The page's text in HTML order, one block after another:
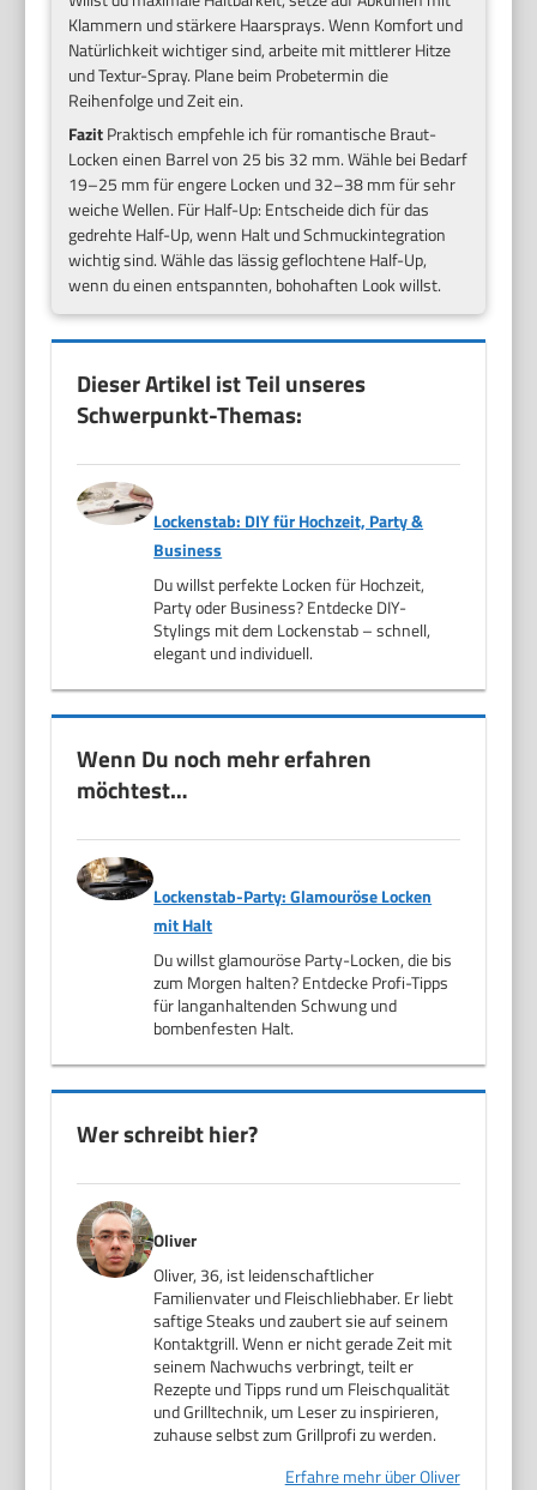
Klammern und stärkere Haarsprays. Wenn Komfort und
Natürlichkeit wichtiger sind, arbeite mit mittlerer Hitze
und Textur-Spray. Plane beim Probetermin die
Reihenfolge und Zeit ein.
FazitPraktisch empfehle ich für romantische Braut-
Locken einen Barrel von 25 bis 32 mm. Wähle bei Bedarf
19–25 mm für engere Locken und 32–38 mm für sehr
weiche Wellen. Für Half-Up: Entscheide dich für das
gedrehte Half-Up, wenn Halt und Schmuckintegration
wichtig sind. Wähle das lässig geflochtene Half-Up,
wenn du einen entspannten, bohohaften Look willst.
Dieser Artikel ist Teil unseres
Schwerpunkt-Themas:
Lockenstab: DIY für Hochzeit, Party &
Business
Du willst perfekte Locken für Hochzeit,
Party oder Business? Entdecke DIY-
Stylings mit dem Lockenstab – schnell,
elegant und individuell.
Wenn Du noch mehr erfahren
möchtest…
Lockenstab-Party: Glamouröse Locken
mit Halt
Du willst glamouröse Party-Locken, die bis
zum Morgen halten? Entdecke Profi-Tipps
für langanhaltenden Schwung und
bombenfesten Halt.
Wer schreibt hier?
Oliver
Oliver, 36, ist leidenschaftlicher
Familienvater und Fleischliebhaber. Er liebt
saftige Steaks und zaubert sie auf seinem
Kontaktgrill. Wenn er nicht gerade Zeit mit
seinem Nachwuchs verbringt, teilt er
Rezepte und Tipps rund um Fleischqualität
und Grilltechnik, um Leser zu inspirieren,
zuhause selbst zum Grillprofi zu werden.
Erfahre mehr über Oliver